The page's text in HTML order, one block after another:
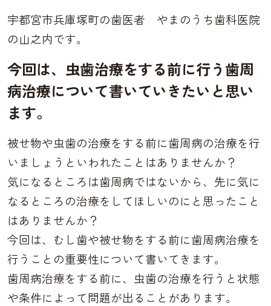
宇都宮市兵庫塚町の歯医者
やまのうち歯科医院
の山之内です。
今回は、虫歯治療をする前に行う歯周
病治療について書いていきたいと思い
ます。
被せ物や虫歯の治療をする前に歯周病の治療を行
いましょうといわれたことはありませんか？
気になるところは歯周病ではないから、先に気に
なるところの治療をしてほしいのにと思ったこと
はありませんか？
今回は、むし歯や被せ物をする前に歯周病治療を
行うことの重要性について書いてきます。
歯周病治療をする前に、虫歯の治療を行うと状態
や条件によって問題が出ることがあります。